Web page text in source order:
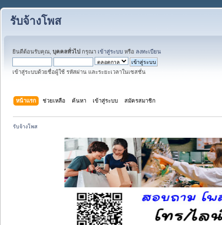
รับจ้างโพส
ยินดีต้อนรับคุณ, บุคคลทั่วไป กรุณา เข้าสู่ระบบ หรือ ลงทะเบียน
เข้าสู่ระบบด้วยชื่อผู้ใช้ รหัสผ่าน และระยะเวลาในเซสชั่น
หน้าแรก ช่วยเหลือ ค้นหา เข้าสู่ระบบ สมัครสมาชิก
รับจ้างโพส